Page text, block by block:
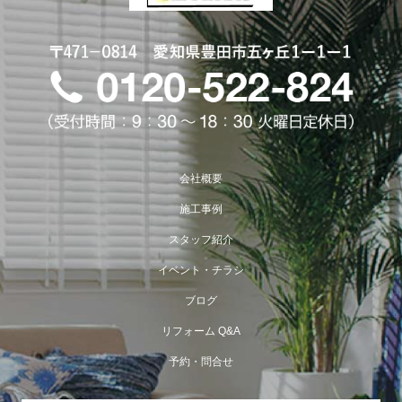
会社概要
施工事例
スタッフ紹介
イベント・チラシ
ブログ
リフォーム Q&A
予約・問合せ